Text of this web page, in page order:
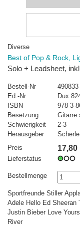
Diverse
Best of Pop & Rock,
Solo + Leadsheet,
Bestell-Nr
490833
Ed.-Nr
Dux
ISBN
978-3-
Besetzung
Gitarre
Schwierigkeit
2-3
Herausgeber
Preis
17,80
Lieferstatus
Bestellmenge
Sportfreunde Stiller
Adele Hello Ed
Justin Bieber Love
River